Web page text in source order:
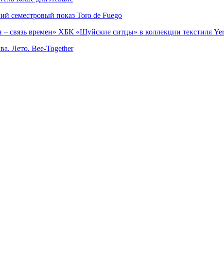
семестровый показ Toro de Fuego
связь времен» ХБК «Шуйские ситцы» в коллекции текстиля
Лето. Bee-Together